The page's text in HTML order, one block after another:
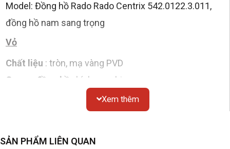
Model: Đồng hồ Rado Rado Centrix 542.0122.3.011,
đồng hồ nam sang trọng
Vỏ
Chất liệu : tròn, mạ vàng PVD
Gương đồng hồ
: kính sapphire
: 50 mét
Dial
Xem thêm
SẢN PHẨM LIÊN QUAN